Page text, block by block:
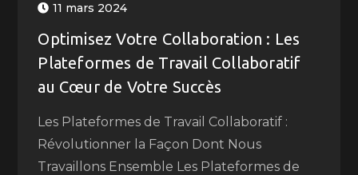
11 mars 2024
Optimisez Votre Collaboration : Les
Plateformes de Travail Collaboratif
au Cœur de Votre Succès
Les Plateformes de Travail Collaboratif :
Révolutionner la Façon Dont Nous
Travaillons Ensemble Les Plateformes de